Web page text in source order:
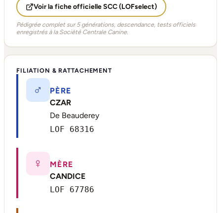
Voir la fiche officielle SCC (LOFselect)
Pédigrée complet sur 5 générations, descendance, tests officiels
enregistrés à la Société Centrale Canine.
FILIATION & RATTACHEMENT
♂
PÈRE
CZAR
De Beauderey
LOF 68316
♀
MÈRE
CANDICE
LOF 67786